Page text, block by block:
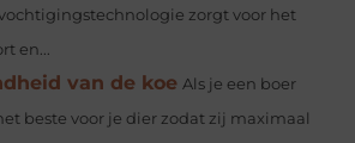
zorgt voor het
en...
van de koe Als je een boer
beste voor je dier zodat zij maximaal